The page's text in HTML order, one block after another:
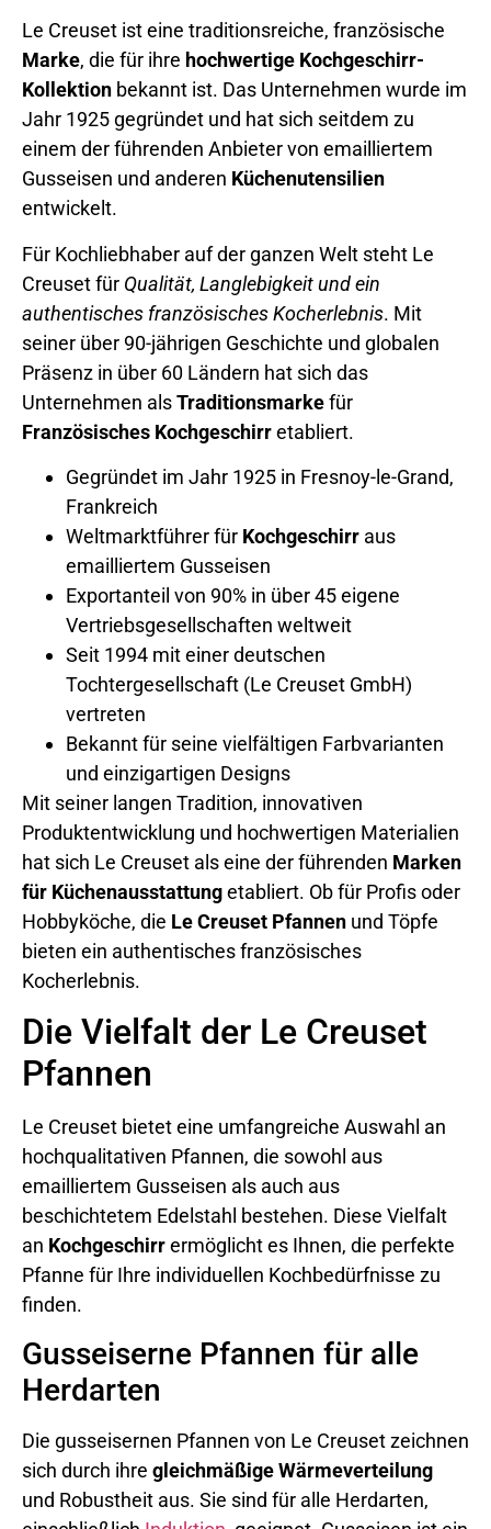
Le Creuset ist eine traditionsreiche, französische
Marke, die für ihre hochwertige Kochgeschirr-
Kollektion bekannt ist. Das Unternehmen wurde im
Jahr 1925 gegründet und hat sich seitdem zu
einem der führenden Anbieter von emailliertem
Gusseisen und anderen Küchenutensilien
entwickelt.
Für Kochliebhaber auf der ganzen Welt steht Le
Creuset für Qualität, Langlebigkeit und ein
authentisches französisches Kocherlebnis. Mit
seiner über 90-jährigen Geschichte und globalen
Präsenz in über 60 Ländern hat sich das
Unternehmen alsTraditionsmarkefür
Französisches Kochgeschirretabliert.
Gegründet im Jahr 1925 in Fresnoy-le-Grand,
Frankreich
Weltmarktführer für Kochgeschirr aus
emailliertem Gusseisen
Exportanteil von 90% in über 45 eigene
Vertriebsgesellschaften weltweit
Seit 1994 mit einer deutschen
Tochtergesellschaft (Le Creuset GmbH)
vertreten
Bekannt für seine vielfältigen Farbvarianten
und einzigartigen Designs
Mit seiner langen Tradition, innovativen
Produktentwicklung und hochwertigen Materialien
hat sich Le Creuset als eine der führenden Marken
für Küchenausstattungetabliert. Ob für Profis oder
Hobbyköche, die Le Creuset Pfannen und Töpfe
bieten ein authentisches französisches
Kocherlebnis.
Die Vielfalt der Le Creuset
Pfannen
Le Creuset bietet eine umfangreiche Auswahl an
hochqualitativen Pfannen, die sowohl aus
emailliertem Gusseisen als auch aus
beschichtetem Edelstahl bestehen. Diese Vielfalt
an Kochgeschirrermöglicht es Ihnen, die perfekte
Pfanne für Ihre individuellen Kochbedürfnisse zu
finden.
Gusseiserne Pfannen für alle
Herdarten
Die gusseisernen Pfannen von Le Creuset zeichnen
sich durch ihre gleichmäßige Wärmeverteilung
und Robustheit aus. Sie sind für alle Herdarten,